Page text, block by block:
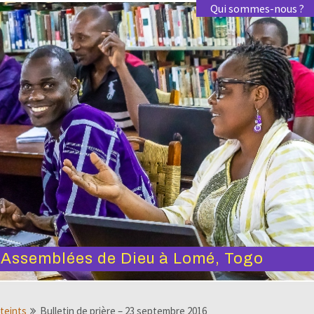
Qui sommes-nous ?
de Dieu à Lomé, Togo
Bulletin de prière – 23 septembre 2016